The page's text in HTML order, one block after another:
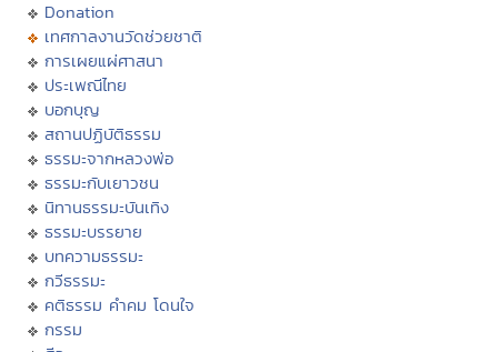
Donation
เทศกาลงานวัดช่วยชาติ
การเผยแผ่ศาสนา
ประเพณีไทย
บอกบุญ
สถานปฏิบัติธรรม
ธรรมะจากหลวงพ่อ
ธรรมะกับเยาวชน
นิทานธรรมะบันเทิง
ธรรมะบรรยาย
บทความธรรมะ
กวีธรรมะ
คติธรรม คำคม โดนใจ
กรรม